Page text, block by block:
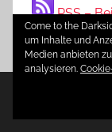
RSS –
Come to the
um Inhalte und
Medien anbieten
analysieren.